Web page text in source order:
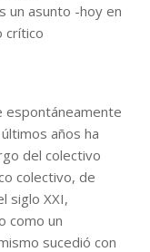
un asunto -hoy en
crítico
espontáneamente
años ha
del colectivo
colectivo, de
siglo XXI,
como un
sucedió con